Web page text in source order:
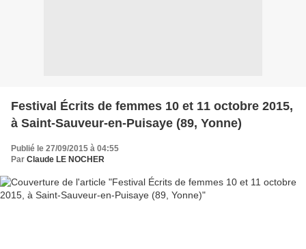
Festival Écrits de femmes 10 et 11 octobre 2015,
à Saint-Sauveur-en-Puisaye (89, Yonne)
Publié le 27/09/2015 à 04:55
Par Claude LE NOCHER